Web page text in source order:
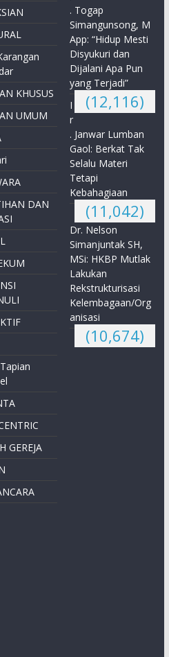
KHUSUS
UMUM
DAN
GEREJA
. Togap
Simangunsong, M
App: “Hidup Mesti
Disyukuri dan
Dijalani Apa Pun
yang Terjadi”
(12,116)
I
r
. Janwar Lumban
Gaol: Berkat Tak
Selalu Materi
Tetapi
Kebahagiaan
(11,042)
Dr. Nelson
Simanjuntak SH,
MSi: HKBP Mutlak
Lakukan
Rekstrukturisasi
Kelembagaan/Org
anisasi
(10,674)